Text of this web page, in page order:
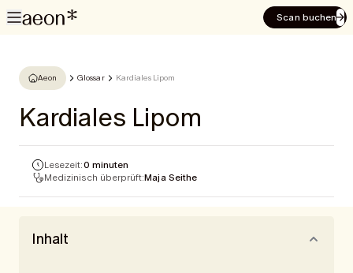
Scan buchen
Aeon Glossar Kardiales Lipom
Kardiales Lipom
Lesezeit:0 minuten
Medizinisch überprüft:Maja Seithe
Inhalt